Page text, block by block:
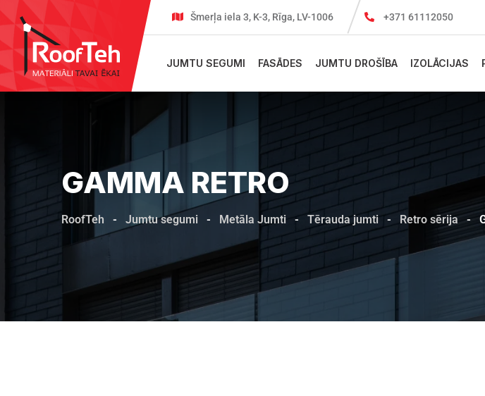
Šmerļa iela 3, K-3, Rīga, LV-1006 +371 61112050
JUMTU SEGUMI FASĀDES JUMTU DROŠĪBA IZOLĀCIJAS
GAMMA RETRO
RoofTeh - Jumtu segumi - Metāla Jumti - Tērauda jumti - Retro sērija -